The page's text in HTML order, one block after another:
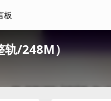
板
轨/248M）